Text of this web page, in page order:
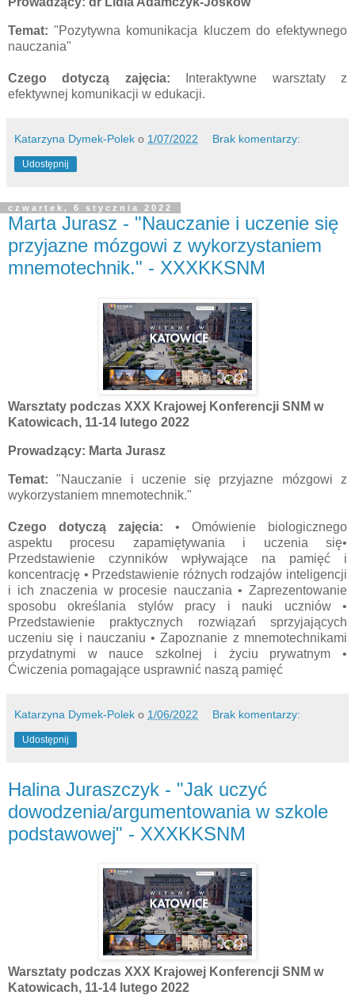
Temat: "Pozytywna komunikacja kluczem do efektywnego
nauczania"
Czego dotyczą zajęcia: Interaktywne warsztaty z
efektywnej komunikacji w edukacji.
Katarzyna Dymek-Polek o 1/07/2022 Brak komentarzy:
Udostępnij
czwartek, 6 stycznia 2022
Marta Jurasz - "Nauczanie i uczenie się
przyjazne mózgowi z wykorzystaniem
mnemotechnik." - XXXKKSNM
Warsztaty podczas XXX Krajowej Konferencji SNM w
Katowicach, 11-14 lutego 2022
Prowadzący: Marta Jurasz
Temat: "Nauczanie i uczenie się przyjazne mózgowi z
wykorzystaniem mnemotechnik."
Czego dotyczą zajęcia: • Omówienie biologicznego
aspektu procesu zapamiętywania i uczenia się•
Przedstawienie czynników wpływające na pamięć i
koncentrację • Przedstawienie różnych rodzajów inteligencji
i ich znaczenia w procesie nauczania • Zaprezentowanie
sposobu określania stylów pracy i nauki uczniów •
Przedstawienie praktycznych rozwiązań sprzyjających
uczeniu się i nauczaniu • Zapoznanie z mnemotechnikami
przydatnymi w nauce szkolnej i życiu prywatnym •
Ćwiczenia pomagające usprawnić naszą pamięć
Katarzyna Dymek-Polek o 1/06/2022 Brak komentarzy:
Udostępnij
Halina Juraszczyk - "Jak uczyć
dowodzenia/argumentowania w szkole
podstawowej" - XXXKKSNM
Warsztaty podczas XXX Krajowej Konferencji SNM w
Katowicach, 11-14 lutego 2022